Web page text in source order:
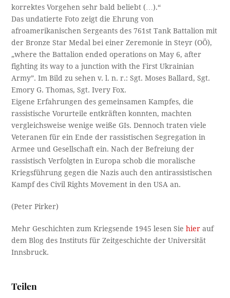
korrektes Vorgehen sehr bald beliebt (…).“
Das undatierte Foto zeigt die Ehrung von
afroamerikanischen Sergeants des 761st Tank Battalion mit
der Bronze Star Medal bei einer Zeremonie in Steyr (OÖ),
„where the Battalion ended operations on May 6, after
fighting its way to a junction with the First Ukrainian
Army”. Im Bild zu sehen v. l. n. r.: Sgt. Moses Ballard, Sgt.
Emory G. Thomas, Sgt. Ivery Fox.
Eigene Erfahrungen des gemeinsamen Kampfes, die
rassistische Vorurteile entkräften konnten, machten
vergleichsweise wenige weiße GIs. Dennoch traten viele
Veteranen für ein Ende der rassistischen Segregation in
Armee und Gesellschaft ein. Nach der Befreiung der
rassistisch Verfolgten in Europa schob die moralische
Kriegsführung gegen die Nazis auch den antirassistischen
Kampf des Civil Rights Movement in den USA an.
(Peter Pirker)
Mehr Geschichten zum Kriegsende 1945 lesen Siehier auf
dem Blog des Instituts für Zeitgeschichte der Universität
Innsbruck.
Teilen